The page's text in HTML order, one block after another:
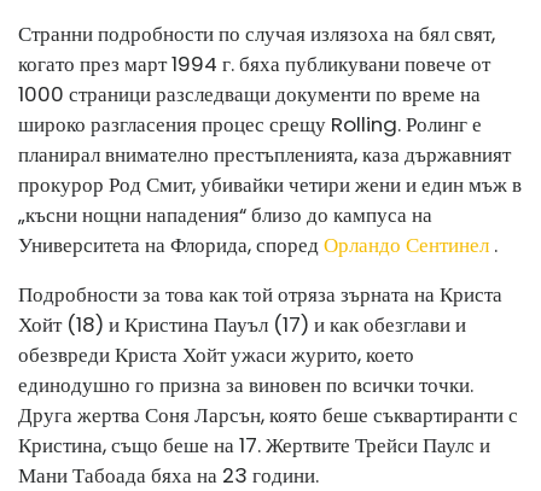
Странни подробности по случая излязоха на бял свят,
когато през март 1994 г. бяха публикувани повече от
1000 страници разследващи документи по време на
широко разгласения процес срещу Rolling. Ролинг е
планирал внимателно престъпленията, каза държавният
прокурор Род Смит, убивайки четири жени и един мъж в
„късни нощни нападения“ близо до кампуса на
Университета на Флорида, споредОрландо Сентинел .
Подробности за това как той отряза зърната на Криста
Хойт (18) и Кристина Пауъл (17) и как обезглави и
обезвреди Криста Хойт ужаси журито, което
единодушно го призна за виновен по всички точки.
Друга жертва Соня Ларсън, която беше съквартиранти с
Кристина, също беше на 17. Жертвите Трейси Паулс и
Мани Табоада бяха на 23 години.